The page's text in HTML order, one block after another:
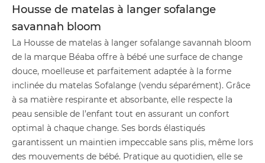
Housse de matelas à langer sofalange
savannah bloom
La Housse de matelas à langer sofalange savannah bloom
de la marque Béaba offre à bébé une surface de change
douce, moelleuse et parfaitement adaptée à la forme
inclinée du matelas Sofalange (vendu séparément). Grâce
à sa matière respirante et absorbante, elle respecte la
peau sensible de l’enfant tout en assurant un confort
optimal à chaque change. Ses bords élastiqués
garantissent un maintien impeccable sans plis, même lors
des mouvements de bébé. Pratique au quotidien, elle se